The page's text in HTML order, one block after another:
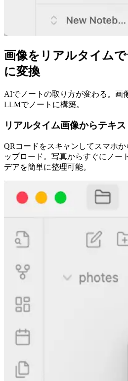
画像をリアルタイム
に変換
AIでノートの取り方が変わる。画
LLMでノートに構築。
リアルタイム画像からテキ
QRコードをスキャンしてスマホか
ップロード。写真からすぐにノー
デアを簡単に整理可能。